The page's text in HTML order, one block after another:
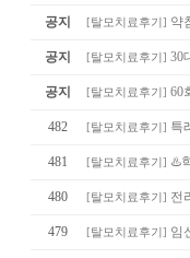
공지 [탈모치료후기 ] 약
공지 [탈모치료후기 ] 30
공지 [탈모치료후기 ] 60
482 [탈모치료후기 ] 특
481 [탈모치료후기 ] ♨️
480 [탈모치료후기 ] 전
479 [탈모치료후기 ] 임